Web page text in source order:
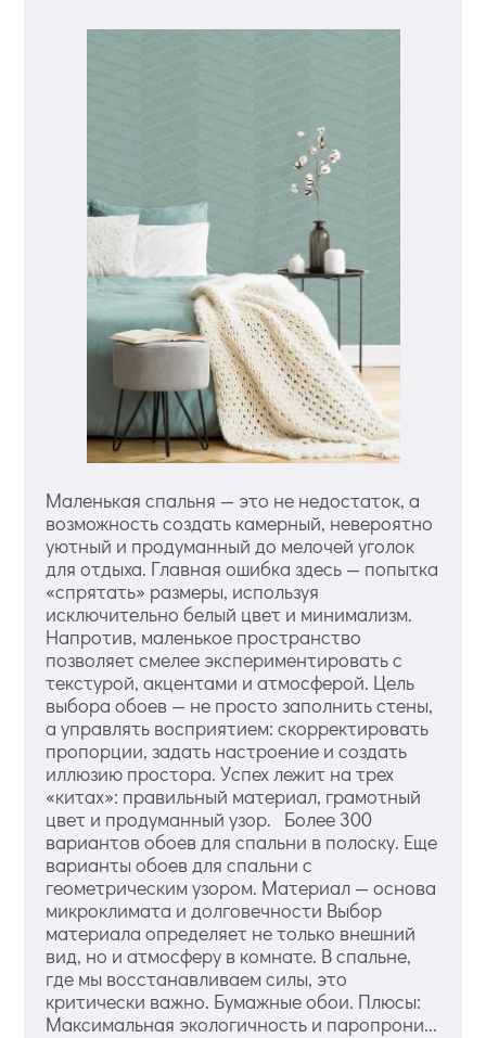
Маленькая спальня — это не недостаток, а
возможность создать камерный, невероятно
уютный и продуманный до мелочей уголок
для отдыха. Главная ошибка здесь — попытка
«спрятать» размеры, используя
исключительно белый цвет и минимализм.
Напротив, маленькое пространство
позволяет смелее экспериментировать с
текстурой, акцентами и атмосферой. Цель
выбора обоев — не просто заполнить стены,
а управлять восприятием: скорректировать
пропорции, задать настроение и создать
иллюзию простора. Успех лежит на трех
«китах»: правильный материал, грамотный
цвет и продуманный узор. Более 300
вариантов обоев для спальни в полоску. Еще
варианты обоев для спальни с
геометрическим узором. Материал — основа
микроклимата и долговечности Выбор
материала определяет не только внешний
вид, но и атмосферу в комнате. В спальне,
где мы восстанавливаем силы, это
критически важно. Бумажные обои. Плюсы:
Максимальная экологичность и паропрони...